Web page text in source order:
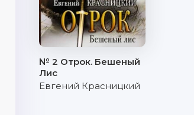
№ 2 Отрок. Бешеный
Лис
Евгений Красницкий